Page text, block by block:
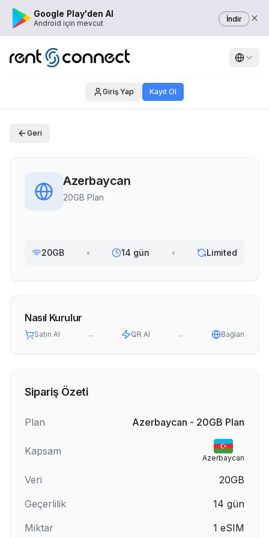
Google Play'den Al
Android için mevcut İndir
Giriş Yap Kayıt Ol
Geri
Azerbaycan
20GB Plan
20GB • 14 gün • Limited
Nasıl Kurulur
Satın Al → QR Al → Bağlan
Sipariş Özeti
Plan Azerbaycan - 20GB Plan
Kapsam
Azerbaycan
Veri
20GB
Geçerlilik
14 gün
Miktar
1 eSIM